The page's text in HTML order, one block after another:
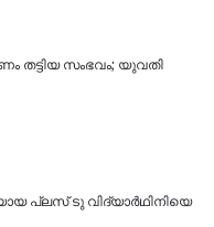
തട്ടിയ സംഭവം; യുവതി
പ്ലസ് ടു വിദ്യാര്‍ഥിനിയെ